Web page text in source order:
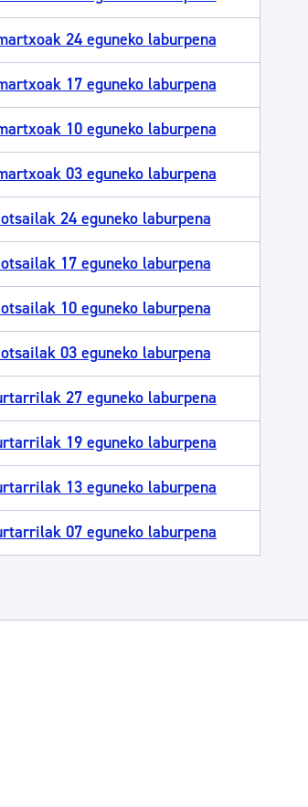
24 eguneko laburpena
17 eguneko laburpena
10 eguneko laburpena
03 eguneko laburpena
24 eguneko laburpena
17 eguneko laburpena
10 eguneko laburpena
03 eguneko laburpena
27 eguneko laburpena
19 eguneko laburpena
13 eguneko laburpena
07 eguneko laburpena